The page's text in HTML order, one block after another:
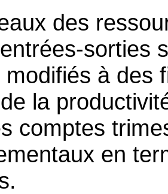
des
sorties
modifiés à des
la
comptes
en